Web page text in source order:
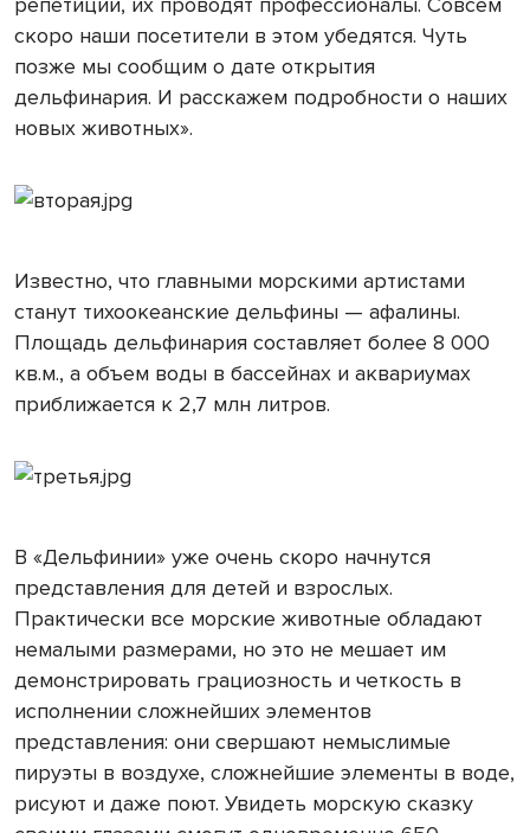
скоро наши посетители в этом убедятся. Чуть
позже мы сообщим о дате открытия
дельфинария. И расскажем подробности о наших
новых животных».
Известно, что главными морскими артистами
станут тихоокеанские дельфины — афалины.
Площадь дельфинария составляет более 8 000
кв.м., а объем воды в бассейнах и аквариумах
приближается к 2,7 млн литров.
В «Дельфинии» уже очень скоро начнутся
представления для детей и взрослых.
Практически все морские животные обладают
немалыми размерами, но это не мешает им
демонстрировать грациозность и четкость в
исполнении сложнейших элементов
представления: они свершают немыслимые
пируэты в воздухе, сложнейшие элементы в воде,
рисуют и даже поют. Увидеть морскую сказку